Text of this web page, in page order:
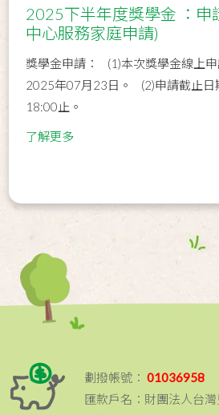
2025下半年度獎學金 ：申
中心服務家庭申請)
獎學金申請： (1)本次獎學金線上
2025年07月23日。 (2)申請截止日
18:00止。
了解更多
劃撥帳號： 01036958
匯款戶名：財團法人台